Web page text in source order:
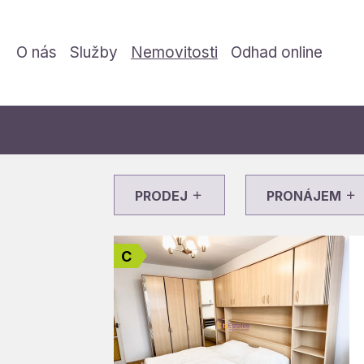
O nás Služby Nemovitosti Odhad online
PRODEJ PRONÁJEM
C